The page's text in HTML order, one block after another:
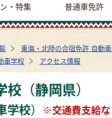
・特集 普通車免許
東海・北陸の合宿免許 自動
車学校
アクセス情報
（静岡県）
校） ※交通費支給な